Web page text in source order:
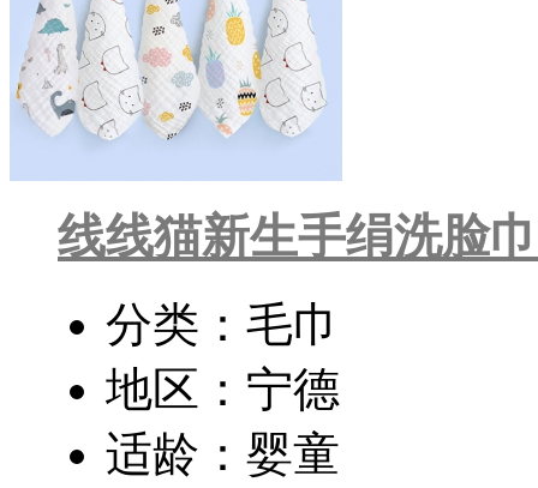
线线猫新生手绢洗脸巾
分类：毛巾
地区：宁德
适龄：婴童